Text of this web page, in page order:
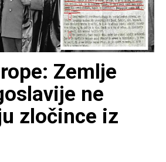
Zemlje
ne
zločince iz